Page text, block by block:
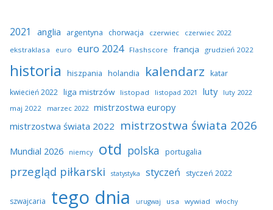
2021 anglia argentyna chorwacja czerwiec
czerwiec 2022
ekstraklasa
euro euro 2024 Flashscore francja grudzień 2022
historia hiszpania holandia kalendarz katar
kwiecień 2022 liga mistrzów listopad listopad 2021 luty
luty 2022
maj 2022
marzec 2022 mistrzostwa europy
mistrzostwa świata 2022 mistrzostwa świata 2026
Mundial 2026 niemcy otd polska portugalia
przegląd piłkarski statystyka styczeń styczeń 2022
szwajcaria tego dnia urugwaj usa wywiad włochy